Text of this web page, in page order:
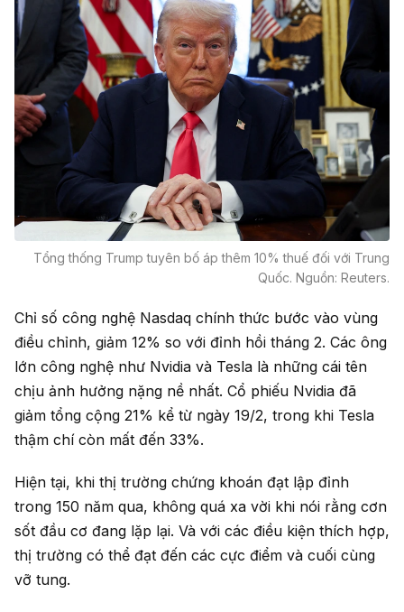
Tổng thống Trump tuyên bố áp thêm 10% thuế đối với Trung
Quốc. Nguồn: Reuters.
Chỉ số công nghệ Nasdaq chính thức bước vào vùng
điều chỉnh, giảm 12% so với đỉnh hồi tháng 2. Các ông
lớn công nghệ như Nvidia và Tesla là những cái tên
chịu ảnh hưởng nặng nề nhất. Cổ phiếu Nvidia đã
giảm tổng cộng 21% kể từ ngày 19/2, trong khi Tesla
thậm chí còn mất đến 33%.
Hiện tại, khi thị trường chứng khoán đạt lập đỉnh
trong 150 năm qua, không quá xa vời khi nói rằng cơn
sốt đầu cơ đang lặp lại. Và với các điều kiện thích hợp,
thị trường có thể đạt đến các cực điểm và cuối cùng
vỡ tung.